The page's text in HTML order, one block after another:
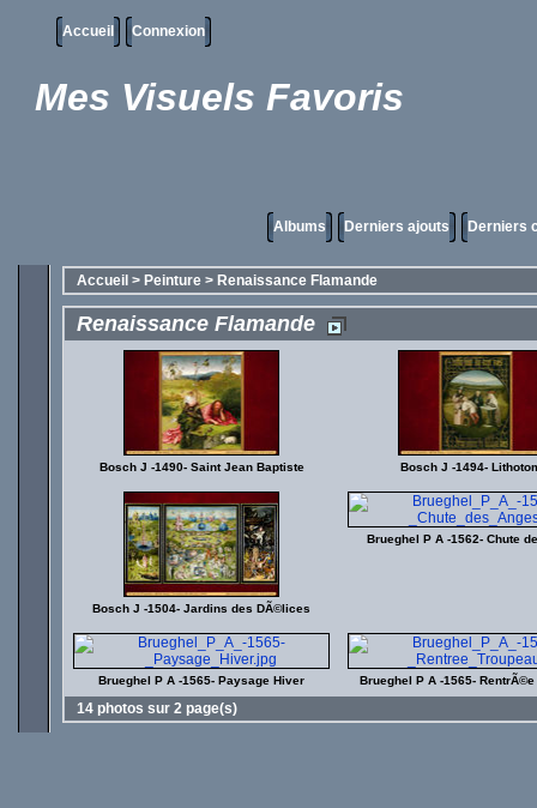
Accueil Connexion
Mes Visuels Favoris
Albums Derniers ajouts Derniers
Accueil > Peinture > Renaissance Flamande
Renaissance Flamande
Bosch J -1490- Saint Jean Baptiste Bosch J -1494-
Bosch J -1504- Jardins des DÃ©lices
Brueghel P A -1562- Chute
Brueghel P A -1565- Paysage Hiver Brueghel P A -1565- RentrÃ©e
14 photos sur 2 page(s)